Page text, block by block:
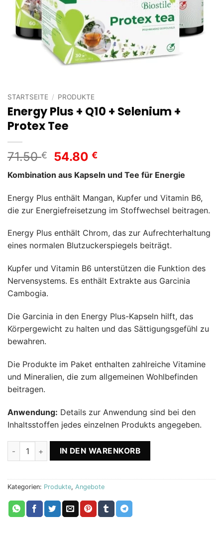
STARTSEITE / PRODUKTE
Energy Plus + Q10 + Selenium +
Protex Tee
71.50€
Ursprünglicher
war:
71.50 €
54.80€Aktueller
ist:
54.80 €.
Kombination aus Kapseln und Tee für Energie
Energy Plus enthält Mangan, Kupfer und Vitamin B6,
die zur Energiefreisetzung im Stoffwechsel beitragen.
Energy Plus enthält Chrom, das zur Aufrechterhaltung
eines normalen Blutzuckerspiegels beiträgt.
Kupfer und Vitamin B6 unterstützen die Funktion des
Nervensystems. Es enthält Extrakte aus Garcinia
Cambogia.
Die Garcinia in den Energy Plus-Kapseln hilft, das
Körpergewicht zu halten und das Sättigungsgefühl zu
bewahren.
Die Produkte im Paket enthalten zahlreiche Vitamine
und Mineralien, die zum allgemeinen Wohlbefinden
beitragen.
Anwendung: Details zur Anwendung sind bei den
Inhaltsstoffen jedes einzelnen Produkts angegeben.
Energy Plus + Q10 + Selenium + Protex Tee Menge
IN DEN WARENKORB
Kategorien: Produkte, Angebote